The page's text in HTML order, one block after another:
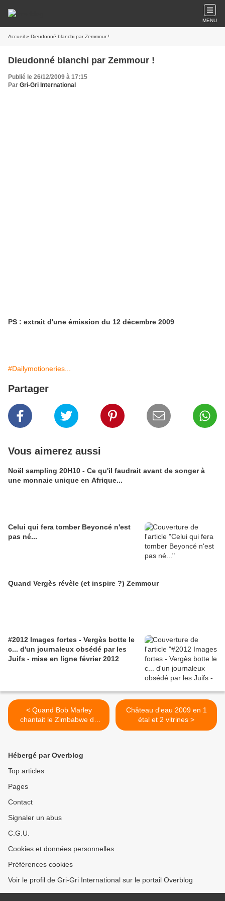
MENU
Accueil » Dieudonné blanchi par Zemmour !
Dieudonné blanchi par Zemmour !
Publié le 26/12/2009 à 17:15
Par Gri-Gri International
PS : extrait d'une émission du 12 décembre 2009
#Dailymotioneries...
Partager
Vous aimerez aussi
Noël sampling 20H10 - Ce qu'il faudrait avant de songer à
une monnaie unique en Afrique...
Celui qui fera tomber Beyoncé n'est
pas né...
Quand Vergès révèle (et inspire ?) Zemmour
#2012 Images fortes - Vergès botte le
c... d'un journaleux obsédé par les
Juifs - mise en ligne février 2012
< Quand Bob Marley
chantait le Zimbabwe de
Robert Gabriel Mugabe
Château d'eau 2009 en 1
étal et 2 vitrines >
Hébergé par Overblog
Top articles
Pages
Contact
Signaler un abus
C.G.U.
Cookies et données personnelles
Préférences cookies
Voir le profil de Gri-Gri International sur le portail Overblog